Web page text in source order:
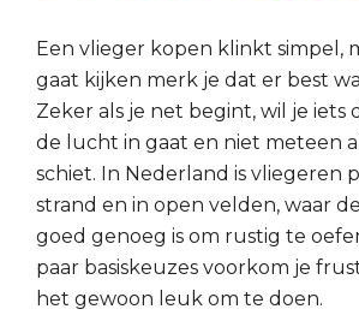
Een vlieger kopen klinkt simpel,
gaat kijken merk je dat er best
Zeker als je net begint, wil je iets
de lucht in gaat en niet meteen
schiet. In Nederland is vliegeren
strand en in open velden, waar
goed genoeg is om rustig te
paar basiskeuzes voorkom je
het gewoon leuk om te doen.